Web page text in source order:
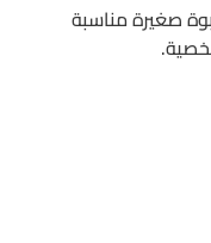
عبوة صغيرة مناسبة